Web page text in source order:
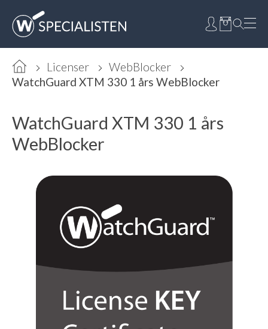
Licenser
WebBlocker
WatchGuard XTM 330 1 års WebBlocker
WatchGuard XTM 330 1 års
WebBlocker